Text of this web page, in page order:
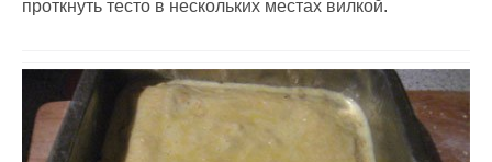
проткнуть тесто в нескольких местах вилкой.